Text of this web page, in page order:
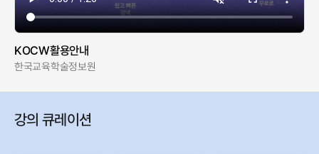
KOCW활용안내
한국교육학술정보원
강의 큐레이션